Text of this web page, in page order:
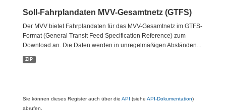
Soll-Fahrplandaten MVV-Gesamtnetz (GTFS)
Der MVV bietet Fahrplandaten für das MVV-Gesamtnetz im GTFS-
Format (General Transit Feed Specification Reference) zum
Download an. Die Daten werden in unregelmäßigen Abständen...
ZIP
Sie können dieses Register auch über die API (siehe API-Dokumentation)
abrufen.